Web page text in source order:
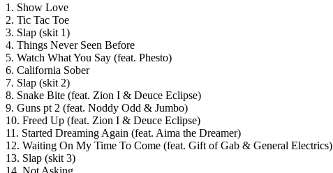
1. Show Love
2. Tic Tac Toe
3. Slap (skit 1)
4. Things Never Seen Before
5. Watch What You Say (feat. Phesto)
6. California Sober
7. Slap (skit 2)
8. Snake Bite (feat. Zion I & Deuce Eclipse)
9. Guns pt 2 (feat. Noddy Odd & Jumbo)
10. Freed Up (feat. Zion I & Deuce Eclipse)
11. Started Dreaming Again (feat. Aima the Dreamer)
12. Waiting On My Time To Come (feat. Gift of Gab & General Electrics)
13. Slap (skit 3)
14. Not Asking